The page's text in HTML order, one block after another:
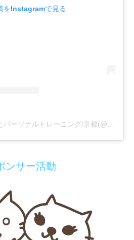
をInstagramで見る
FORMS|水泳個別指導とパーソナルトレーニング/京都(@formswimcl)がシェアした投稿
ンサー活動